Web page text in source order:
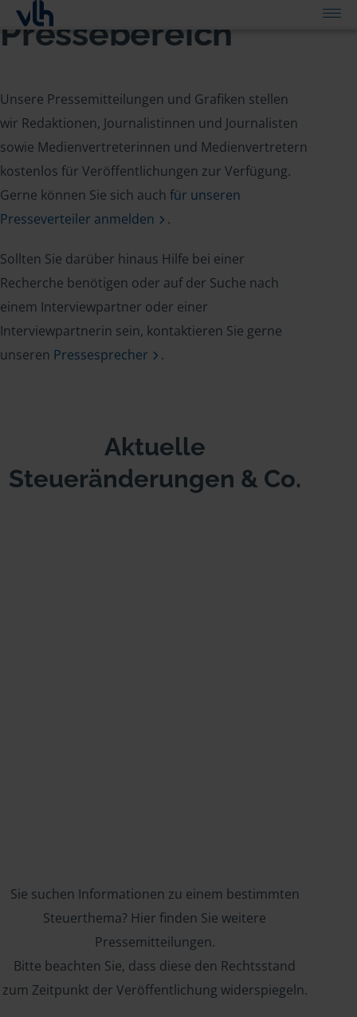
Pressebereich
Unsere Pressemitteilungen und Grafiken stellen
wir Redaktionen, Journalistinnen und Journalisten
sowie Medienvertreterinnen und Medienvertretern
kostenlos für Veröffentlichungen zur Verfügung.
Gerne können Sie sich auch für unseren
Presseverteiler anmelden
.
Sollten Sie darüber hinaus Hilfe bei einer
Recherche benötigen oder auf der Suche nach
einem Interviewpartner oder einer
Interviewpartnerin sein, kontaktieren Sie gerne
unseren Pressesprecher .
Aktuelle
Steueränderungen & Co.
Sie suchen Informationen zu einem bestimmten
Steuerthema? Hier finden Sie weitere
Pressemitteilungen.
Bitte beachten Sie, dass diese den Rechtsstand
zum Zeitpunkt der Veröffentlichung widerspiegeln.